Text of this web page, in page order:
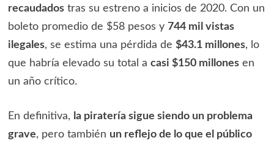
recaudadostras su estreno a inicios de 2020. Con un
boleto promedio de $58 pesos y 744 mil vistas
ilegales, se estima una pérdida de $43.1 millones, lo
que habría elevado su total a casi $150 millonesen
un año crítico.
En definitiva, la piratería sigue siendo un problema
grave, pero también un reflejo de lo que el público